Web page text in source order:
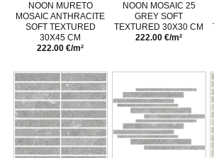
NOON MURETO
MOSAIC ANTHRACITE
SOFT TEXTURED
30X45 CM
222.00 €/m²
NOON MOSAIC 25
GREY SOFT
TEXTURED 30X30 CM
222.00 €/m²